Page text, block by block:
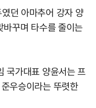
던 아마추어 강자 양
꾸며 타수를 줄이는
국가대표 양윤서는 프
우승이라는 뚜렷한